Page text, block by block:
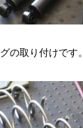
の取り付けです。